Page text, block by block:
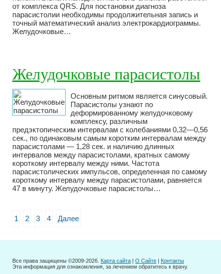
от комплекса QRS. Для постановки диагноза
парасистолии необходимы продолжительная запись и
точный математический анализ электрокардиограммы.
Желудочковые…
Желудочковые парасистолы
Основным ритмом является синусовый.
Парасистолы узнают по
деформированному желудочковому
комплексу, различным
предэктопическим интервалам с колебаниями 0,32—0,56
сек., по одинаковым самым коротким интервалам между
парасистолами — 1,28 сек. и наличию длинных
интервалов между парасистолами, кратных самому
короткому интервалу между ними. Частота
парасистолических импульсов, определенная по самому
короткому интервалу между парасистолами, равняется
47 в минуту. Желудочковые парасистолы…
1 2 3 4 Далее
Все права защищены ©2009-2026. Карта сайта | О Сайте | Контакты
Эта информация для ознакомления, за лечением обратитесь к врачу.